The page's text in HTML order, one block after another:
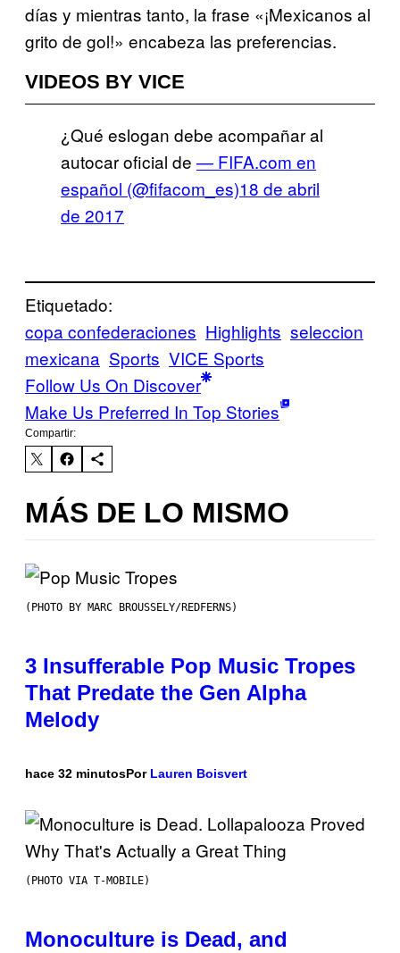
días y mientras tanto, la frase «¡Mexicanos al
grito de gol!» encabeza las preferencias.
VIDEOS BY VICE
¿Qué eslogan debe acompañar al
autocar oficial de — FIFA.com en
español (@fifacom_es)18 de abril
de 2017
Etiquetado:
copa confederaciones Highlights seleccion
mexicana Sports VICE Sports
Follow Us On Discover
Make Us Preferred In Top Stories
Compartir:
MÁS DE LO MISMO
(PHOTO BY MARC BROUSSELY/REDFERNS)
3 Insufferable Pop Music Tropes
That Predate the Gen Alpha
Melody
hace 32 minutosPor Lauren Boisvert
(PHOTO VIA T-MOBILE)
Monoculture is Dead, and